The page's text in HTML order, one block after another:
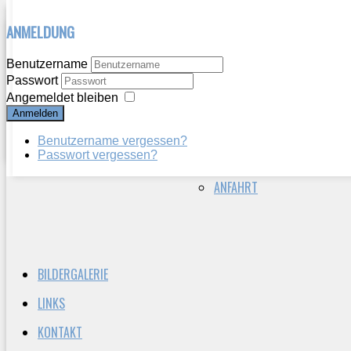
ANMELDUNG
Benutzername
Passwort
Angemeldet bleiben
Anmelden
Benutzername vergessen?
Passwort vergessen?
HERZLICH WILLKOMMEN
VEREINSGESCHICHTE
VORSTAND
AKTUELLES
ANFAHRT
BILDERGALERIE
LINKS
KONTAKT